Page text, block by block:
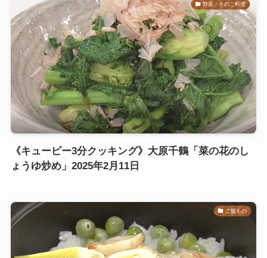
野菜・きのこ料理
《キューピー3分クッキング》大原千鶴「菜の花のし
ょうゆ炒め」2025年2月11日
ご飯もの